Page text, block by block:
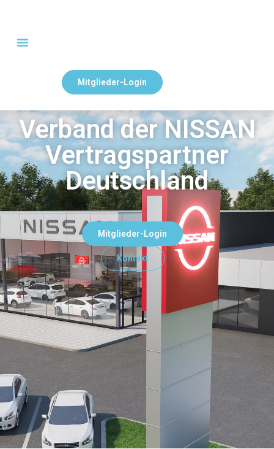
Mitglieder-Login
Verband der NISSAN
Vertragspartner
Deutschland
Mitglieder-Login
Kontakt